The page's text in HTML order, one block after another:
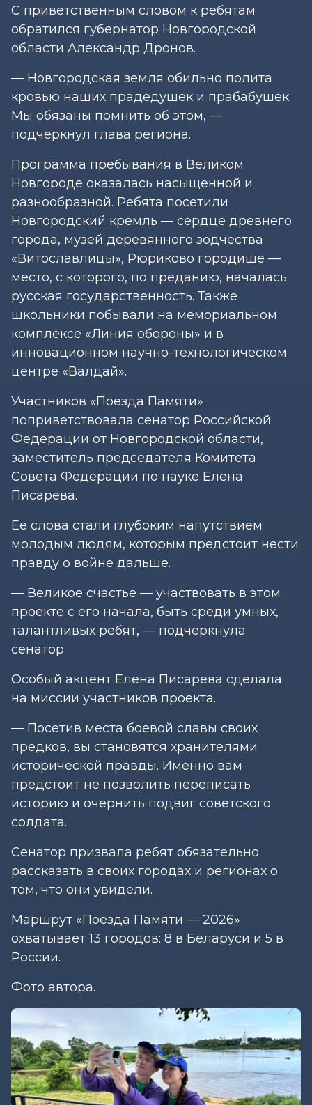
С приветственным словом к ребятам
обратился губернатор Новгородской
области Александр Дронов.
— Новгородская земля обильно полита
кровью наших прадедушек и прабабушек.
Мы обязаны помнить об этом, —
подчеркнул глава региона.
Программа пребывания в Великом
Новгороде оказалась насыщенной и
разнообразной. Ребята посетили
Новгородский кремль — сердце древнего
города, музей деревянного зодчества
«Витославлицы», Рюриково городище —
место, с которого, по преданию, началась
русская государственность. Также
школьники побывали на мемориальном
комплексе «Линия обороны» и в
инновационном научно-технологическом
центре «Валдай».
Участников «Поезда Памяти»
поприветствовала сенатор Российской
Федерации от Новгородской области,
заместитель председателя Комитета
Совета Федерации по науке Елена
Писарева.
Ее слова стали глубоким напутствием
молодым людям, которым предстоит нести
правду о войне дальше.
— Великое счастье — участвовать в этом
проекте с его начала, быть среди умных,
талантливых ребят, — подчеркнула
сенатор.
Особый акцент Елена Писарева сделала
на миссии участников проекта.
— Посетив места боевой славы своих
предков, вы становятся хранителями
исторической правды. Именно вам
предстоит не позволить переписать
историю и очернить подвиг советского
солдата.
Сенатор призвала ребят обязательно
рассказать в своих городах и регионах о
том, что они увидели.
Маршрут «Поезда Памяти — 2026»
охватывает 13 городов: 8 в Беларуси и 5 в
России.
Фото автора.